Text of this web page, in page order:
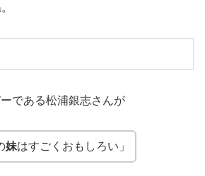
である松浦銀志さんが
妹はすごくおもしろい」